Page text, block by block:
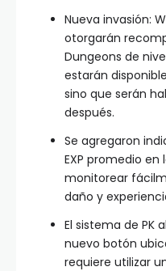
Nueva invasión:
otorgarán
Dungeons de
estarán
sino que serán
después.
Se agregaron
EXP promedio en
monitorear
daño y
El sistema de PK
nuevo botón
requiere utilizar